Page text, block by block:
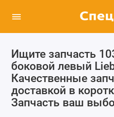
Ищите запчасть
боковой левый
Качественные
доставкой в
Запчасть ваш